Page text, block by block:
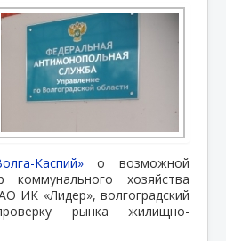
Каспий»о возможной
коммунального хозяйства
ИК «Лидер», волгоградский
рынка жилищно-